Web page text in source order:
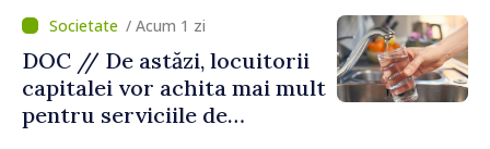
/ Acum 1 zi
DOC // De astăzi, locuitorii
capitalei vor achita mai mult
pentru serviciile de